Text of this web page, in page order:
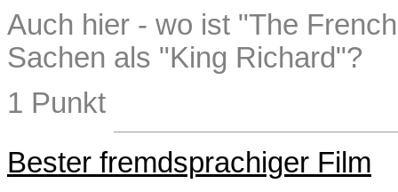
Auch hier - wo ist "The
Sachen als "King Richard"?
1 Punkt
Bester fremdsprachiger Film